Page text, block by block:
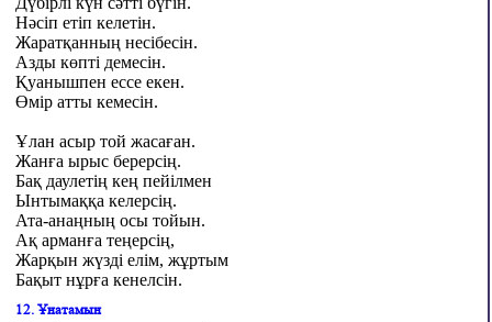
Нәсіп етіп келетін.
Жаратқанның несібесін.
Азды көпті демесін.
Қуанышпен ессе екен.
Өмір атты кемесін.
Ұлан асыр той жасаған.
Жанға ырыс берерсің.
Бақ даулетің кең пейілмен
Ынтымаққа келерсің.
Ата-анаңның осы тойын.
Ақ арманға теңерсің,
Жарқын жүзді елім, жұртым
Бақыт нұрға кенелсін.
12. Ұнатамын